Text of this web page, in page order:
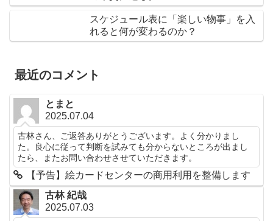
スケジュール表に「楽しい物事」を入
れると何が変わるのか？
最近のコメント
とまと
2025.07.04
古林さん、ご返答ありがとうございます。よく分かりまし
た。良心に従って判断を試みても分からないところが出まし
たら、またお問い合わせさせていただきます。
【予告】絵カードセンターの商用利用を整備します
古林 紀哉
2025.07.03